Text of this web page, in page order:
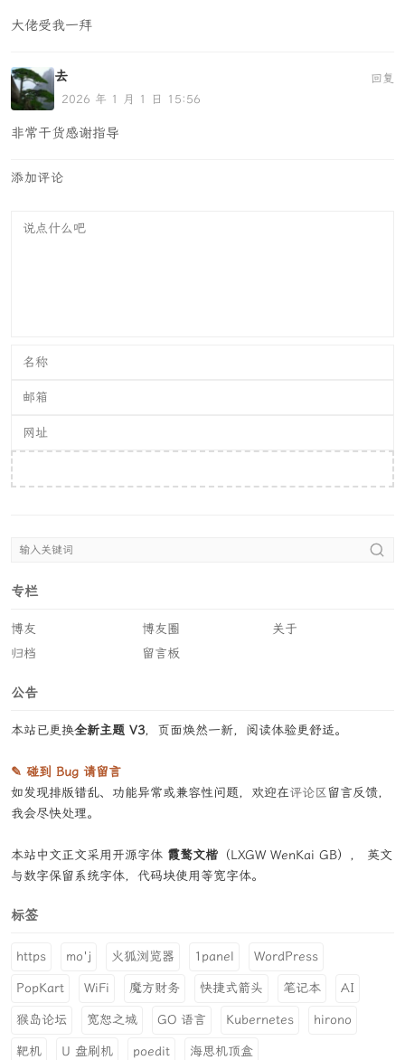
大佬受我一拜
去
2026 年 1 月 1 日 15:56
非常干货感谢指导
回复
添加评论
专栏
博友 博友圈
关于
归档
留言板
公告
本站已更换全新主题 V3，页面焕然一新，阅读体验更舒适。
✎ 碰到 Bug 请留言
如发现排版错乱、功能异常或兼容性问题，欢迎在评论区留言反馈，
我会尽快处理。
本站中文正文采用开源字体 霞鹜文楷 （LXGW WenKai GB）， 英文
与数字保留系统字体，代码块使用等宽字体。
标签
https mo'j 火狐浏览器 1panel WordPress
PopKart WiFi 魔方财务 快捷式箭头 笔记本 AI
猴岛论坛 宽恕之城 GO 语言 Kubernetes hirono
靶机 U 盘刷机 poedit 海思机顶盒